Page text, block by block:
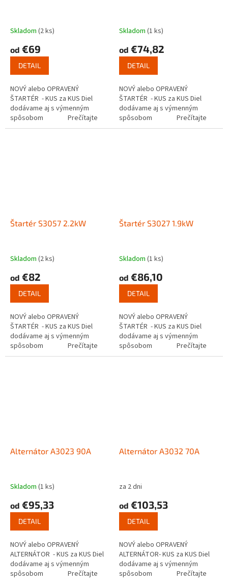
Skladom (2 ks)
od €69
DETAIL
NOVÝ alebo OPRAVENÝ
ŠTARTÉR - KUS za KUS Diel
dodávame aj s výmenným
spôsobom Prečítajte
si ako funguje...
Skladom (1 ks)
od €74,82
DETAIL
NOVÝ alebo OPRAVENÝ
ŠTARTÉR - KUS za KUS Diel
dodávame aj s výmenným
spôsobom Prečítajte
si ako funguje...
Štartér S3057 2.2kW
Skladom (2 ks)
od €82
DETAIL
NOVÝ alebo OPRAVENÝ
ŠTARTÉR - KUS za KUS Diel
dodávame aj s výmenným
spôsobom Prečítajte
si ako funguje...
Štartér S3027 1.9kW
Skladom (1 ks)
od €86,10
DETAIL
NOVÝ alebo OPRAVENÝ
ŠTARTÉR - KUS za KUS Diel
dodávame aj s výmenným
spôsobom Prečítajte
si ako funguje...
Alternátor A3023 90A
Skladom (1 ks)
od €95,33
DETAIL
NOVÝ alebo OPRAVENÝ
ALTERNÁTOR - KUS za KUS Diel
dodávame aj s výmenným
spôsobom Prečítajte
Alternátor A3032 70A
za 2 dni
od €103,53
DETAIL
NOVÝ alebo OPRAVENÝ
ALTERNÁTOR- KUS za KUS Diel
dodávame aj s výmenným
spôsobom Prečítajte